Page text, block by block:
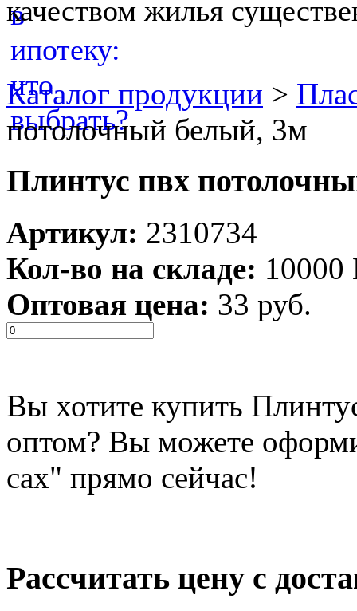
качеством жилья
Каталог продукции >
потолочный белый, 3м
Плинтус пвх
Артикул: 2310734
Кол-во на складе:
Оптовая цена: 33 руб.
Вы хотите купить
оптом? Вы можете
сах" прямо сейчас!
Рассчитать цену с